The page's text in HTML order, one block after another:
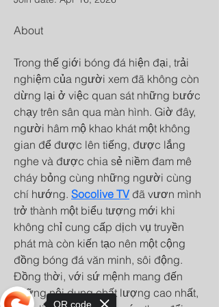
About
Trong thế giới bóng đá hiện đại, trải
nghiệm của người xem đã không còn
dừng lại ở việc quan sát những bước
chạy trên sân qua màn hình. Giờ đây,
người hâm mộ khao khát một không
gian để được lên tiếng, được lắng
nghe và được chia sẻ niềm đam mê
cháy bỏng cùng những người cùng
chí hướng. Socolive TV đã vươn mình
trở thành một biểu tượng mới khi
không chỉ cung cấp dịch vụ truyền
phát mà còn kiến tạo nên một cộng
đồng bóng đá văn minh, sôi động.
Đồng thời, với sứ mệnh mang đến
những nội dung chất lượng cao nhất,
QR code